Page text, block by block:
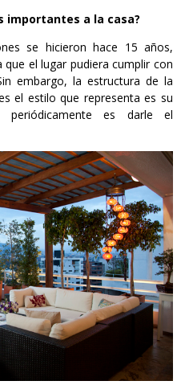
importantes a la casa?
se hicieron hace 15 años,
el lugar pudiera cumplir con
embargo, la estructura de la
el estilo que representa es su
es darle el